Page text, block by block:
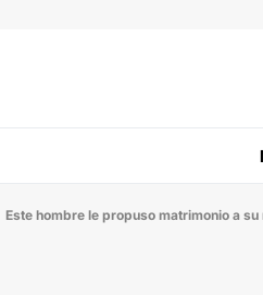
Este hombre le propuso matrimonio a